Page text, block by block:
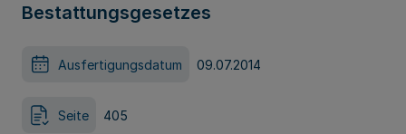
Bestattungsgesetzes
Ausfertigungsdatum 09.07.2014
Seite 405